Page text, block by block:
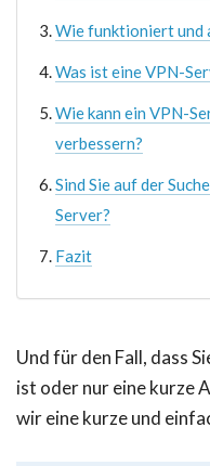
Wie funktioniert und
Was ist eine VPN-
Wie kann ein VPN-
verbessern?
Sind Sie auf der
Server?
Fazit
Und für den Fall, dass
ist oder nur eine kurze
wir eine kurze und